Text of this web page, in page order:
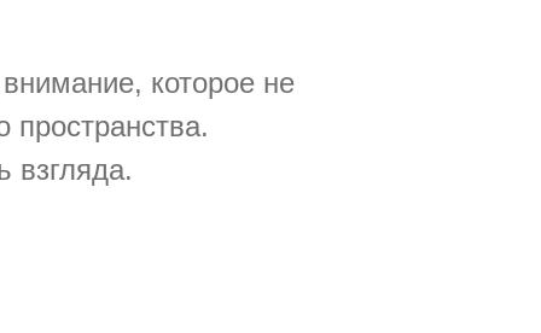
которое не
пространства.
взгляда.